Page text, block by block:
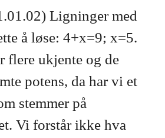
Ligninger med
å løse: 4+x=9; x=5.
flere ukjente og de
potens, da har vi et
stemmer på
Vi forstår ikke hva